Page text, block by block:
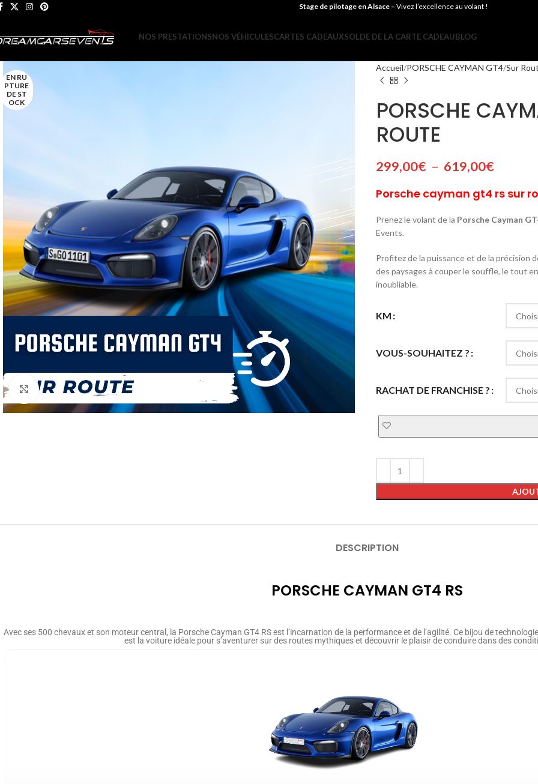
Stage de pilotage en Alsace – Vivez l’excellence au volant !
NOS PRESTATIONSNOS VÉHICULESCARTES CADEAUXSOLDE DE LA CARTE CADEAUBLOG
EN RU
PTURE
DE ST
OCK
Click to enlarge
Accueil PORSCHE CAYMAN GT4 Sur
PORSCHE
ROUTE
299,00€ – 619,00€
Porsche cayman gt4 rs sur
Prenez le volant de la Porsche Cayman
Events.
Profitez de la puissance et de la précision
des paysages à couper le souffle, le tout
inoubliable.
KM
VOUS-SOUHAITEZ ?
RACHAT DE FRANCHISE ?
DESCRIPTION
PORSCHE CAYMAN GT4 RS
Avec ses 500 chevaux et son moteur central, la Porsche Cayman GT4 RS est l’incarnation de la performance et de l’agilité. Ce bijou de
est la voiture idéale pour s’aventurer sur des routes mythiques et découvrir le plaisir de conduire dans des